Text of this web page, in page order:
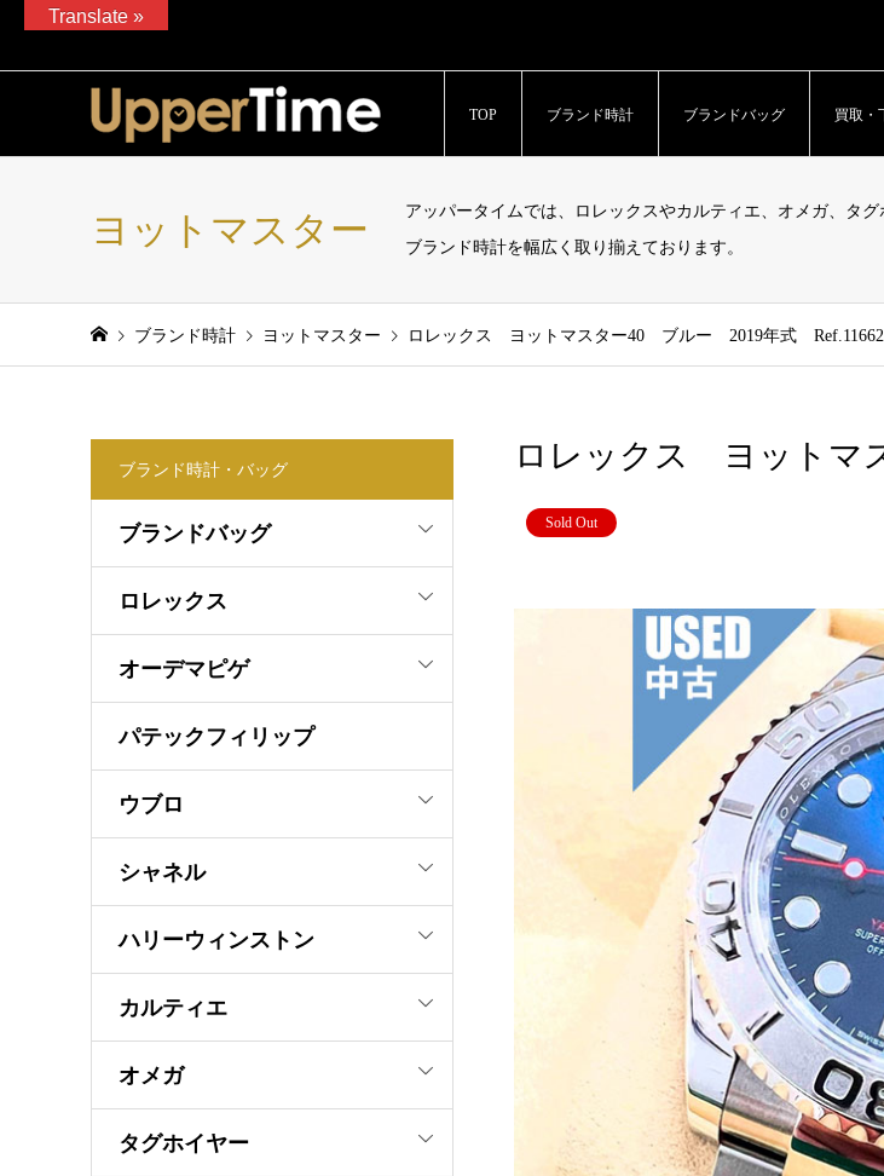
ブランド腕時計、バッグ、ジュエリーの販売、通販サイト「UpperTime – アッパータイム」
TOP ブランド時計 ブランドバッグ 買取・
ヨットマスター
アッパータイムでは、ロレックスやカルティエ、オメガ、タ
ブランド時計を幅広く取り揃えております。
ブランド時計 ヨットマスター ロレックス ヨットマスター40 ブルー 2019年式
ロレックス ヨットマ
Sold Out
ブランド時計・バッグ
ブランドバッグ
ロレックス
オーデマピゲ
パテックフィリップ
ウブロ
シャネル
ハリーウィンストン
カルティエ
オメガ
タグホイヤー
Translate »